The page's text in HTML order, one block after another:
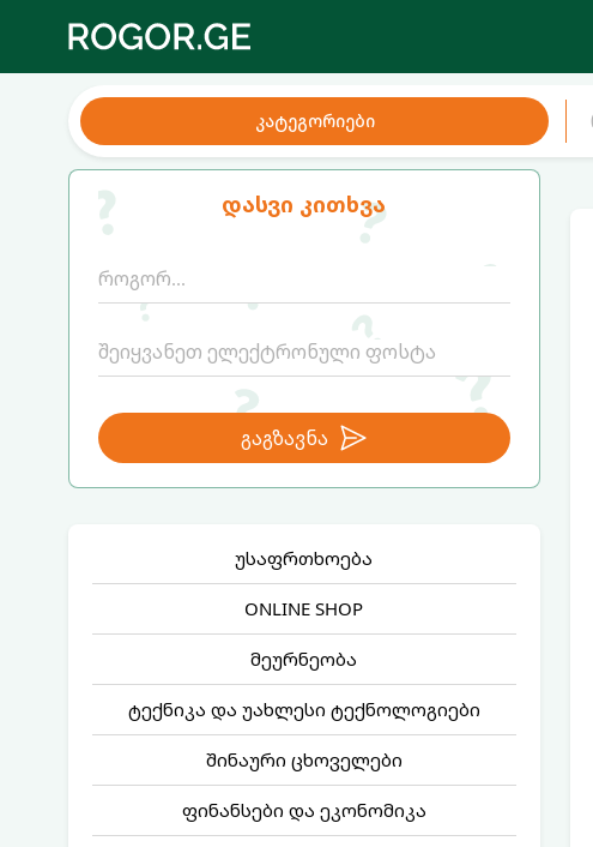
კატეგორიები
დასვი კითხვა
გაგზავნა
უსაფრთხოება
ONLINE SHOP
მეურნეობა
ტექნიკა და უახლესი ტექნოლოგიები
შინაური ცხოველები
ფინანსები და ეკონომიკა